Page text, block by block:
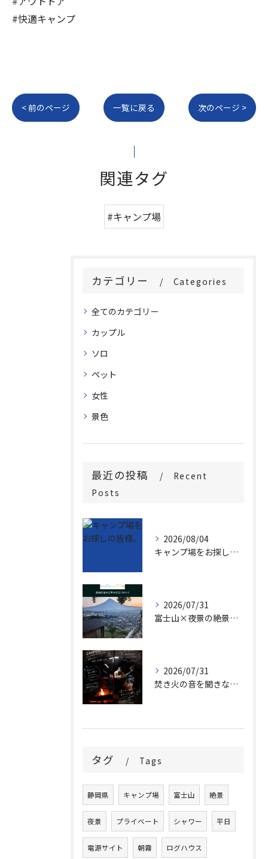
#快適キャンプ
< 前のページ 一覧に戻る 次のページ >
関連タグ
#キャンプ場
カテゴリー Categories
全てのカテゴリー
カップル
ソロ
ペット
女性
景色
最近の投稿
Recent
Posts
2026/08/04
キャンプ場をお探しの皆様、
2026/07/31
富士山×夜景の絶景キャンプ場で、家族の思い出づくりしませんか...
2026/07/31
焚き火の音を聞きながら、時間を忘れる夜。
タグ Tags
静岡県 キャンプ場 富士山 絶景
夜景 プライベート シャワー 平日
電源サイト 朝霧 ログハウス